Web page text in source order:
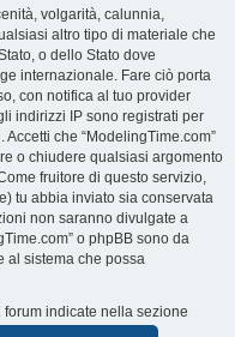
volgarità, calunnia,
altro tipo di materiale che
o dello Stato dove
internazionale. Fare ciò porta
con notifica al tuo provider
indirizzi IP sono registrati per
che “ModelingTime.com”
o chiudere qualsiasi argomento
fruitore di questo servizio,
tu abbia inviato sia conservata
non saranno divulgate a
o phpBB sono da
al sistema che possa
forum indicate nella sezione